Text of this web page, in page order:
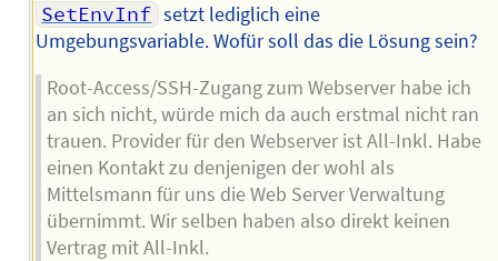
SetEnvInf setzt lediglich eine
Umgebungsvariable. Wofür soll das die Lösung sein?
Root-Access/SSH-Zugang zum Webserver habe ich
an sich nicht, würde mich da auch erstmal nicht ran
trauen. Provider für den Webserver ist All-Inkl. Habe
einen Kontakt zu denjenigen der wohl als
Mittelsmann für uns die Web Server Verwaltung
übernimmt. Wir selben haben also direkt keinen
Vertrag mit All-Inkl.